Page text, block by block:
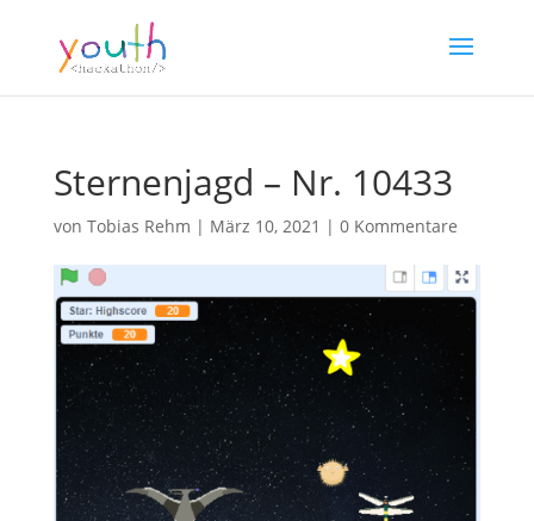
Sternenjagd – Nr. 10433
von Tobias Rehm | März 10, 2021 | 0 Kommentare